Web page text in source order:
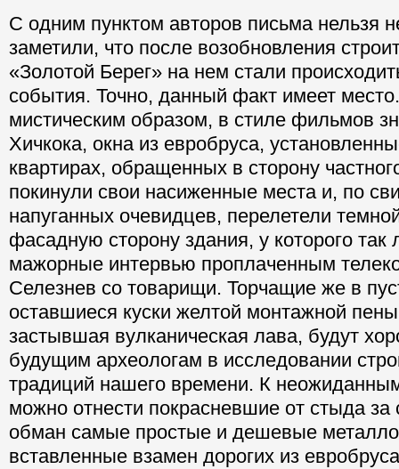
С одним пунктом авторов письма нельзя
заметили, что после возобновления
«Золотой Берег» на нем стали
события. Точно, данный факт имеет
мистическим образом, в стиле фильмов
Хичкока, окна из евробруса,
квартирах, обращенных в сторону
покинули свои насиженные места и, по
напуганных очевидцев, перелетели
фасадную сторону здания, у которого так
мажорные интервью проплаченным
Селезнев со товарищи. Торчащие же в
оставшиеся куски желтой монтажной
застывшая вулканическая лава, будут
будущим археологам в исследовании
традиций нашего времени. К
можно отнести покрасневшие от стыда за
обман самые простые и дешевые
вставленные взамен дорогих из